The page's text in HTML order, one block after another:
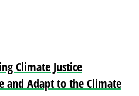
Climate Justice
and Adapt to the Climate